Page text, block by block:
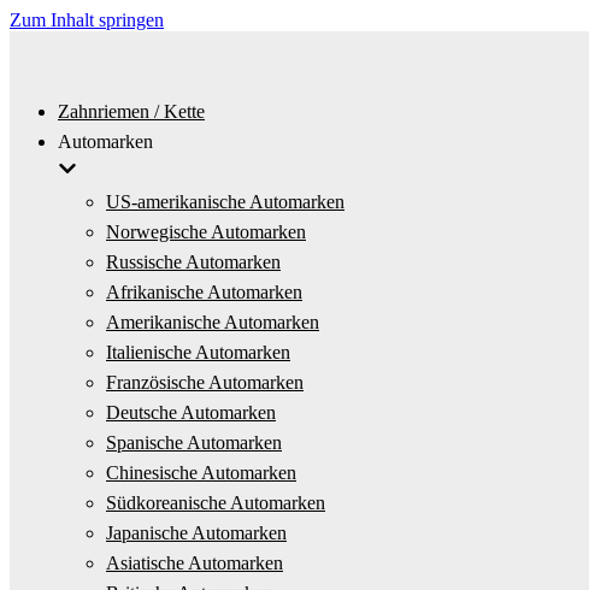
Zum Inhalt springen
Zahnriemen / Kette
Automarken
US-amerikanische Automarken
Norwegische Automarken
Russische Automarken
Afrikanische Automarken
Amerikanische Automarken
Italienische Automarken
Französische Automarken
Deutsche Automarken
Spanische Automarken
Chinesische Automarken
Südkoreanische Automarken
Japanische Automarken
Asiatische Automarken